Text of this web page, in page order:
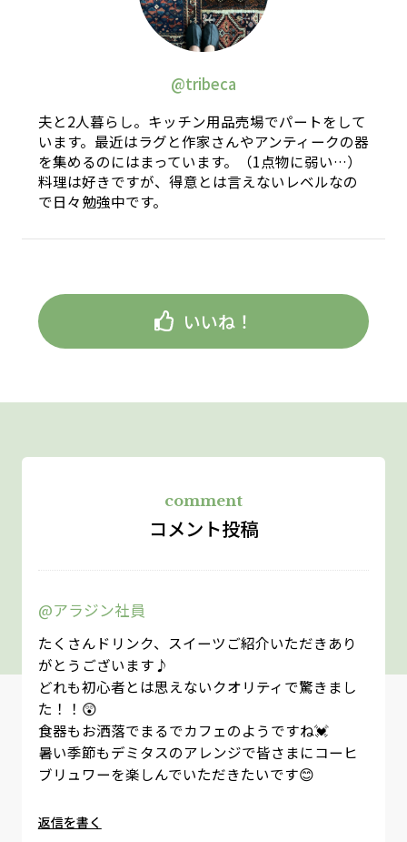
@tribeca
夫と2人暮らし。キッチン用品売場でパートをして
います。最近はラグと作家さんやアンティークの器
を集めるのにはまっています。（1点物に弱い…）
料理は好きですが、得意とは言えないレベルなの
で日々勉強中です。
いいね！
comment
コメント投稿
@アラジン社員
たくさんドリンク、スイーツご紹介いただきあり
がとうございます♪
どれも初心者とは思えないクオリティで驚きまし
た！！😲
食器もお洒落でまるでカフェのようですね💓
暑い季節もデミタスのアレンジで皆さまにコーヒ
ブリュワーを楽しんでいただきたいです😊
返信を書く